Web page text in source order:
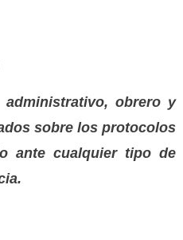
obrero y
sobre los protocolos
ante cualquier tipo de